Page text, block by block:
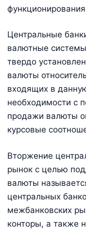
Центральные
валютные
твердо
валюты
входящих в
необходимости с
продажи валюты
курсовые
Вторжение
рынок с целью
валюты
центральных
межбанковских
конторы, а также